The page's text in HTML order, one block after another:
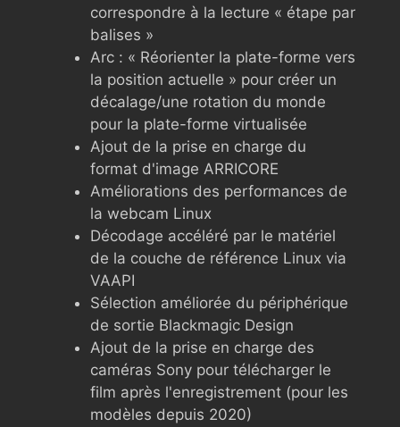
correspondre à la lecture « étape par
balises »
Arc : « Réorienter la plate-forme vers
la position actuelle » pour créer un
décalage/une rotation du monde
pour la plate-forme virtualisée
Ajout de la prise en charge du
format d'image ARRICORE
Améliorations des performances de
la webcam Linux
Décodage accéléré par le matériel
de la couche de référence Linux via
VAAPI
Sélection améliorée du périphérique
de sortie Blackmagic Design
Ajout de la prise en charge des
caméras Sony pour télécharger le
film après l'enregistrement (pour les
modèles depuis 2020)